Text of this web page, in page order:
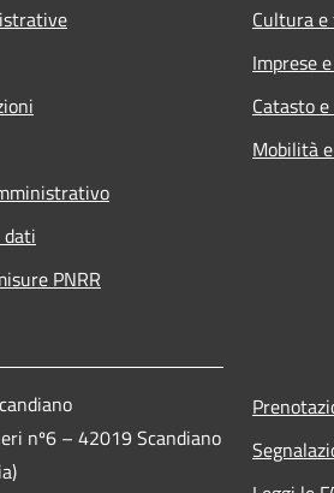
dati
PNRR
Cultura
Imprese
Catasto
Mobilità
nº6 – 42019 Scandiano